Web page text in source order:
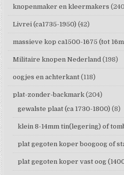
knopenmaker en kleermakers
Livrei (ca1735-1950) (42)
massieve kop ca1500-1675 (tot
Militaire knopen Nederland (198)
oogjes en achterkant (118)
plat-zonder-backmark (204)
gewalste plaat (ca 1730-1800) (8)
klein 8-14mm tin(legering) of
plat gegoten koper boogoog of
plat gegoten koper vast oog